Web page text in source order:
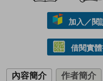
加入／閱
借閱實
內容簡介 作者簡介